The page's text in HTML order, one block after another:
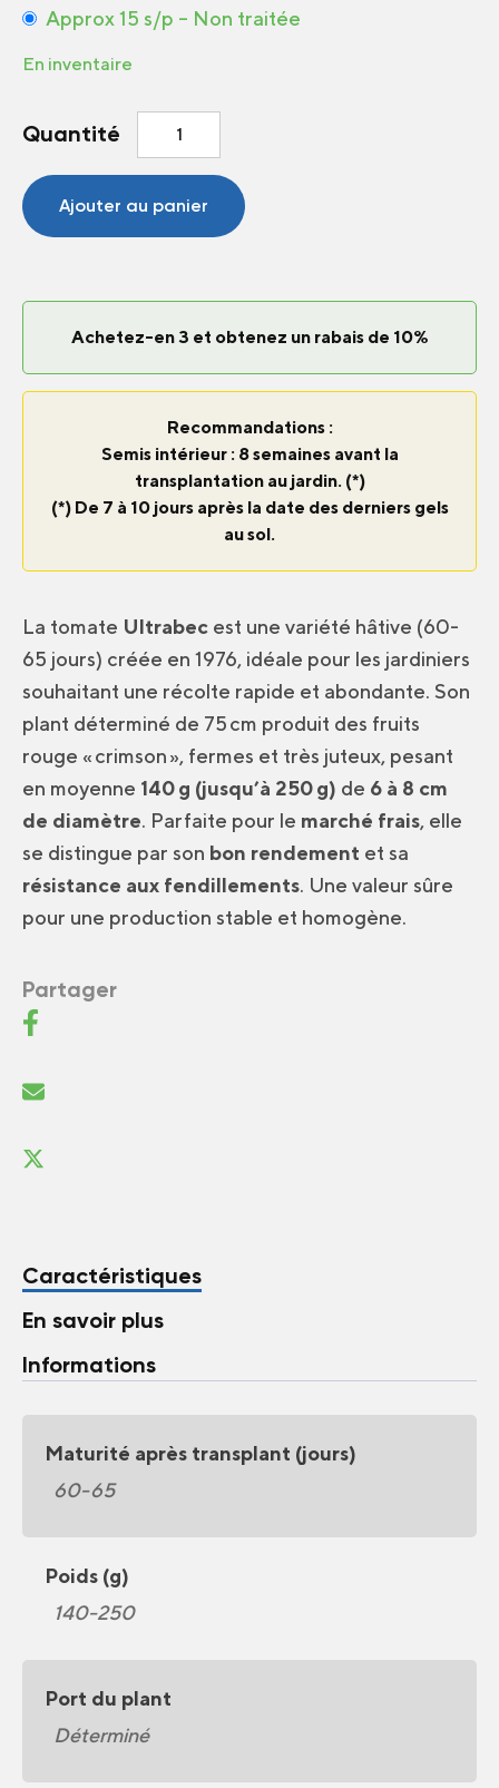
Approx 15 s/p – Non traitée
En inventaire
Quantité
quantité
Tomate
Patrimoine
Ajouter au panier
Achetez-en 3 et obtenez un rabais de 10%
Recommandations :
Semis intérieur : 8 semaines avant la
transplantation au jardin. (*)
(*) De 7 à 10 jours après la date des derniers gels
au sol.
La tomate Ultrabec est une variété hâtive (60-
65 jours) créée en 1976, idéale pour les jardiniers
souhaitant une récolte rapide et abondante. Son
plant déterminé de 75 cm produit des fruits
rouge « crimson », fermes et très juteux, pesant
en moyenne 140g (jusqu’à 250g) de 6 à 8 cm
de diamètre. Parfaite pour le marché frais, elle
se distingue par son bon rendement et sa
résistance aux fendillements. Une valeur sûre
pour une production stable et homogène.
Partager
Caractéristiques
En savoir plus
Informations
Maturité après transplant (jours)
60-65
Poids (g)
140-250
Port du plant
Déterminé